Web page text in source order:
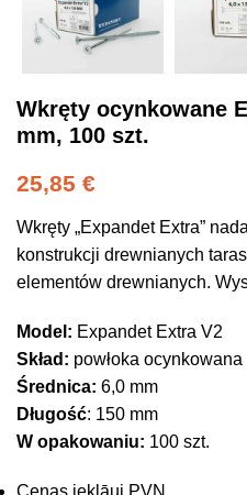
Wkręty ocynkowane
mm, 100 szt.
25,85 €
Wkręty „Expandet Extra”
konstrukcji drewnianych
elementów drewnianych.
Model: Expandet Extra V2
Skład: powłoka ocynkowana
Średnica: 6,0 mm
Długość: 150 mm
W opakowaniu: 100 szt.
Cenas ieklāuj PVN